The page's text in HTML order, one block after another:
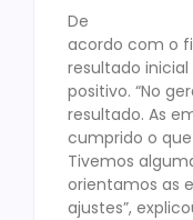
De
acordo com o
resultado
positivo. “No
resultado. As
cumprido o
Tivemos
orientamos as
ajustes”,